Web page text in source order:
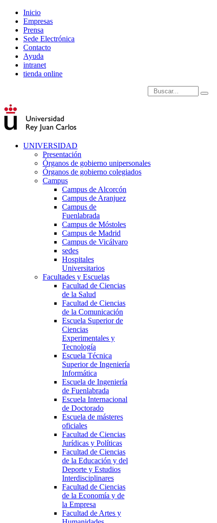
Inicio
Empresas
Prensa
Sede Electrónica
Contacto
Ayuda
intranet
tienda online
Introduce términos de
UNIVERSIDAD
Presentación
Órganos de gobierno unipersonales
Órganos de gobierno colegiados
Campus
Campus de Alcorcón
Campus de Aranjuez
Campus de
Fuenlabrada
Campus de Móstoles
Campus de Madrid
Campus de Vicálvaro
sedes
Hospitales
Universitarios
Facultades y Escuelas
Facultad de Ciencias
de la Salud
Facultad de Ciencias
de la Comunicación
Escuela Superior de
Ciencias
Experimentales y
Tecnología
Escuela Técnica
Superior de Ingeniería
Informática
Escuela de Ingeniería
de Fuenlabrada
Escuela Internacional
de Doctorado
Escuela de másteres
oficiales
Facultad de Ciencias
Jurídicas y Políticas
Facultad de Ciencias
de la Educación y del
Deporte y Estudios
Interdisciplinares
Facultad de Ciencias
de la Economía y de
la Empresa
Facultad de Artes y